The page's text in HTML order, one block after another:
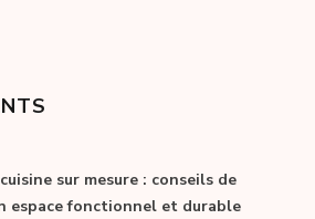
sur mesure : conseils de
espace fonctionnel et durable